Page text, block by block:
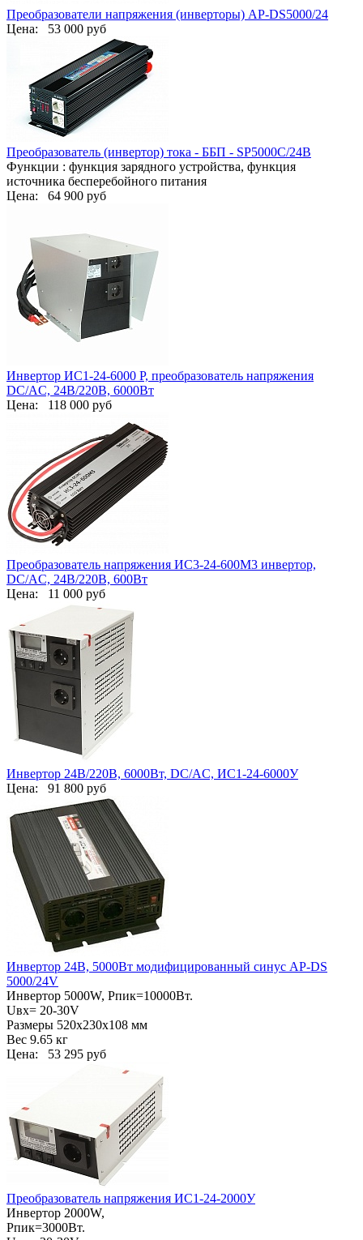
Преобразователи напряжения (инверторы) AP-DS5000/24
Цена: 53 000 руб
Преобразователь (инвертор) тока - ББП - SP5000С/24В
Функции : функция зарядного устройства, функция
источника бесперебойного питания
Цена: 64 900 руб
Инвертор ИС1-24-6000 Р, преобразователь напряжения
DC/AC, 24В/220В, 6000Вт
Цена: 118 000 руб
Преобразователь напряжения ИС3-24-600М3 инвертор,
DC/AC, 24В/220В, 600Вт
Цена: 11 000 руб
Инвертор 24В/220В, 6000Вт, DC/AC, ИС1-24-6000У
Цена: 91 800 руб
Инвертор 24В, 5000Вт модифицированный синус AP-DS
5000/24V
Инвертор 5000W, Pпик=10000Вт.
Uвх= 20-30V
Размеры 520х230х108 мм
Bec 9.65 кг
Цена: 53 295 руб
Преобразователь напряжения ИС1-24-2000У
Инвертор 2000W,
Pпик=3000Вт.